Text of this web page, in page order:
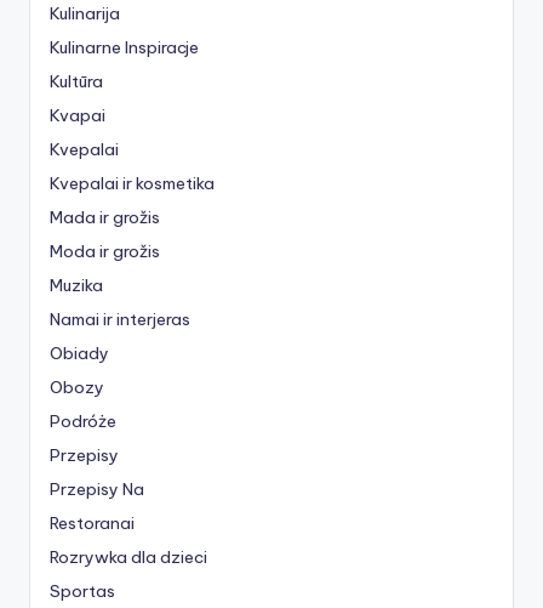
Kulinarija
Kulinarne Inspiracje
Kultūra
Kvapai
Kvepalai
Kvepalai ir kosmetika
Mada ir grožis
Moda ir grožis
Muzika
Namai ir interjeras
Obiady
Obozy
Podróże
Przepisy
Przepisy Na
Restoranai
Rozrywka dla dzieci
Sportas